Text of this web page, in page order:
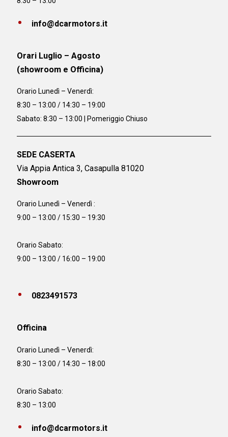
info@dcarmotors.it
Orari Luglio – Agosto
(showroom e Officina)
Orario Lunedì – Venerdì:
8:30 – 13:00 / 14:30 – 19:00
Sabato: 8:30 – 13:00 | Pomeriggio Chiuso
SEDE CASERTA
Via Appia Antica 3, Casapulla 81020
Showroom
Orario Lunedì – Venerdì :
9:00 – 13:00 / 15:30 – 19:30
Orario Sabato:
9:00 – 13:00 / 16:00 – 19:00
0823491573
Officina
Orario Lunedì – Venerdì:
8:30 – 13:00 / 14:30 – 18:00
Orario Sabato:
8:30 – 13:00
info@dcarmotors.it